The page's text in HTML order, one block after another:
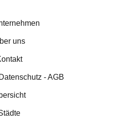
uns
- AGB